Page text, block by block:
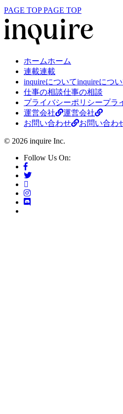
PAGE TOP PAGE TOP
ホームホーム
連載連載
inquireについてinquireにつ
仕事の相談仕事の相談
プライバシーポリシープラ
運営会社
運営会社
お問い合わせ
お問い合わ
© 2026 inquire Inc.
Follow Us On: